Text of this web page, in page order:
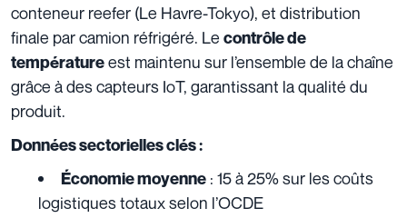
conteneur reefer (Le Havre-Tokyo), et distribution
finale par camion réfrigéré. Le contrôle de
températureest maintenu sur l’ensemble de la chaîne
grâce à des capteurs IoT, garantissant la qualité du
produit.
Données sectorielles clés :
Économie moyenne : 15 à 25% sur les coûts
logistiques totaux selon l’OCDE